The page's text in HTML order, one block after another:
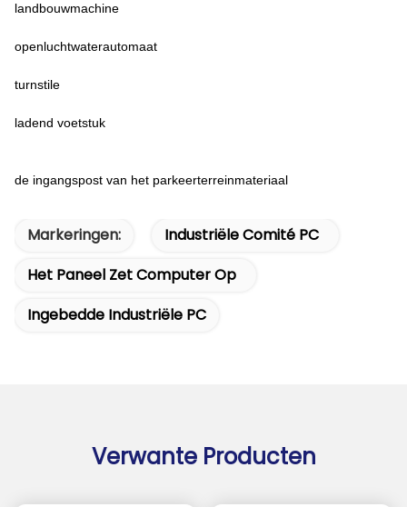
landbouwmachine
openluchtwaterautomaat
turnstile
ladend voetstuk
de ingangspost van het parkeerterreinmateriaal
Markeringen:
Industriële Comité PC
Het Paneel Zet Computer Op
Ingebedde Industriële PC
Verwante Producten